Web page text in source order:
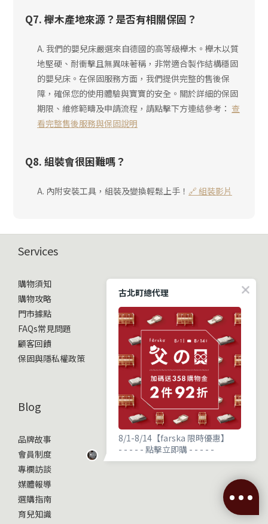
Q7. 櫸木產地來源？是否有相關保固？
A. 我們的嬰兒床嚴選來自德國的高等級櫸木。櫸木以質
地堅硬、耐衝擊且無異味著稱，非常適合製作結構穩固
的嬰兒床。在保固服務方面，我們提供完整的售後保
障，確保您的使用體驗與寶寶的安全。關於詳細的保固
期限、維修範疇及申請流程，請點擊下方連結參考： 查
看完整售後服務與保固說明
Q8. 組裝會很困難嗎？
A. 內附安裝工具，組裝及變換輕鬆上手！ 🔗 組裝影片
Services
購物須知
購物攻略
門市據點
FAQs常見問題
顧客回饋
保固與隱私權政策
Blog
品牌故事
會員制度
專欄訪談
媒體報導
選購指南
育兒知識
古北町總代理
8/1-8/14【farska 限時優惠】
- - - - - 點擊立即購 - - - - -